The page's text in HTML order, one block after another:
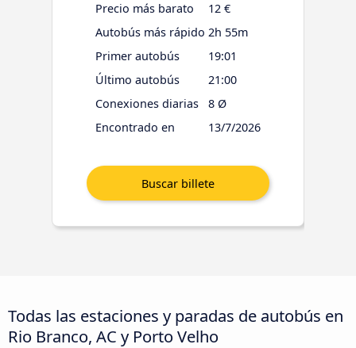
Precio más barato
12 €
Autobús más rápido 2h 55m
Primer autobús
19:01
Último autobús
21:00
Conexiones diarias
8 Ø
Encontrado en
13/7/2026
Todas las estaciones y paradas de autobús en
Rio Branco, AC y Porto Velho